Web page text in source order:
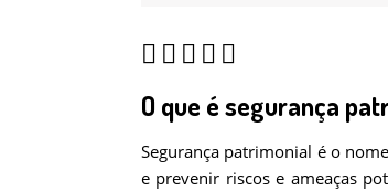
O que é segurança
Segurança patrimonial é o
e prevenir riscos e ameaças